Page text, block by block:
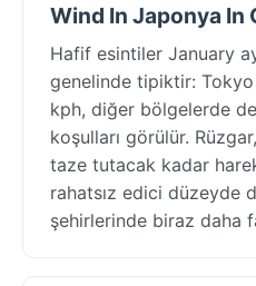
Wind In Japonya In
Hafif esintiler January
genelinde tipiktir:
kph, diğer bölgelerde
koşulları görülür.
taze tutacak kadar
rahatsız edici düzeyde
şehirlerinde biraz daha